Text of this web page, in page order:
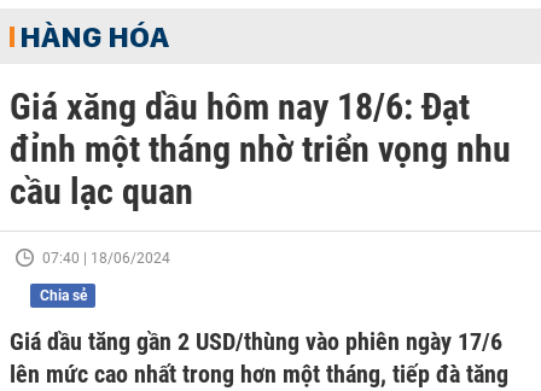
HÀNG HÓA
Giá xăng dầu hôm nay 18/6: Đạt
đỉnh một tháng nhờ triển vọng nhu
cầu lạc quan
07:40 | 18/06/2024
Chia sẻ
Giá dầu tăng gần 2 USD/thùng vào phiên ngày 17/6
lên mức cao nhất trong hơn một tháng, tiếp đà tăng